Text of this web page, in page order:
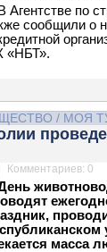
В Агентстве по
сообщили о
«НБТ».
/ МОЯ
0
масса